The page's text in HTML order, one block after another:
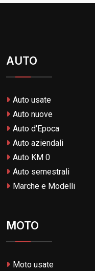
AUTO
Auto usate
Auto nuove
Auto d'Epoca
Auto aziendali
Auto KM 0
Auto semestrali
Marche e Modelli
MOTO
Moto usate